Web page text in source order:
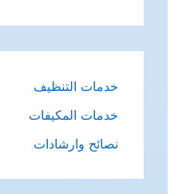
خدمات التنظيف
خدمات المكيفات
نصائح وارشادات